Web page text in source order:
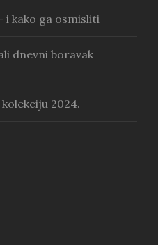
i kako ga osmisliti
dnevni boravak
2024.